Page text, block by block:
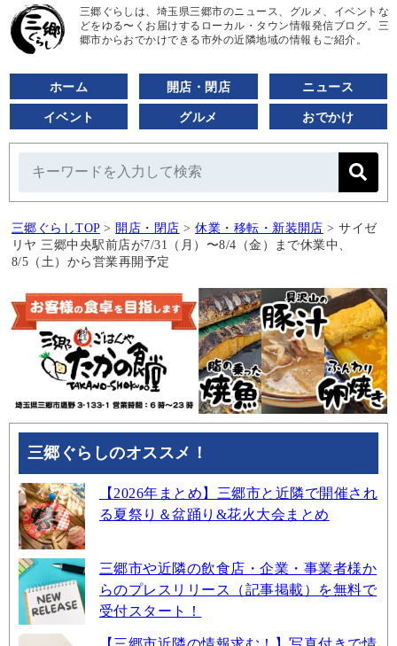
三郷ぐらしは、埼玉県三郷市のニュース、グルメ、イベントな
どをゆる〜くお届けするローカル・タウン情報発信ブログ。三
郷市からおでかけできる市外の近隣地域の情報もご紹介。
ホーム 開店・閉店 ニュース
イベント グルメ おでかけ
三郷ぐらしTOP > 開店・閉店 > 休業・移転・新装開店 > サイゼ
リヤ 三郷中央駅前店が7/31（月）〜8/4（金）まで休業中、
8/5（土）から営業再開予定
三郷ぐらしのオススメ！
【2026年まとめ】三郷市と近隣で開催され
る夏祭り＆盆踊り&花火大会まとめ
三郷市や近隣の飲食店・企業・事業者様か
らのプレスリリース（記事掲載）を無料で
受付スタート！